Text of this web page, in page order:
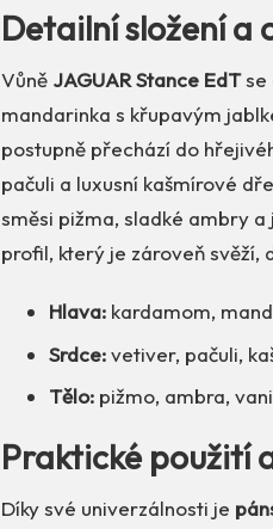
Detailní složení a
Vůně JAGUAR Stance EdTse
mandarinka s křupavým
postupně přechází do
pačuli a luxusní kašmírové
směsi pižma, sladké ambry
profil, který je zároveň svěží,
Hlava: kardamom,
Srdce:vetiver, pačuli,
Tělo: pižmo, ambra,
Praktické použití
Díky své univerzálnosti je